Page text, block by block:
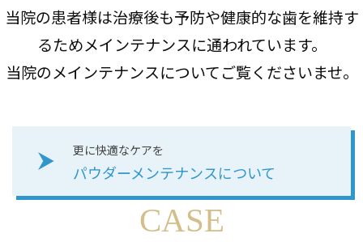
当院の患者様は治療後も予防や健康的な歯を維持す
るためメインテナンスに通われています。
当院のメインテナンスについてご覧くださいませ。
更に快適なケアを
パウダーメンテナンスについて
CASE